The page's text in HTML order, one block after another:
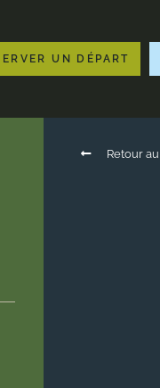
UN DÉPART
Retour